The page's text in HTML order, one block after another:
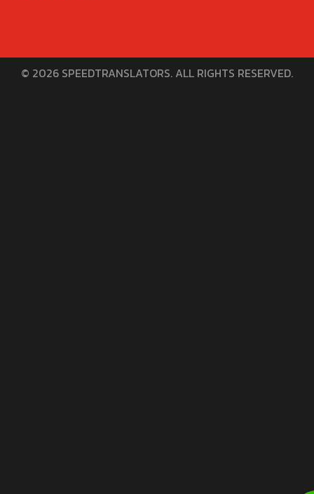
© 2026 SPEEDTRANSLATORS. ALL RIGHTS RESERVED.